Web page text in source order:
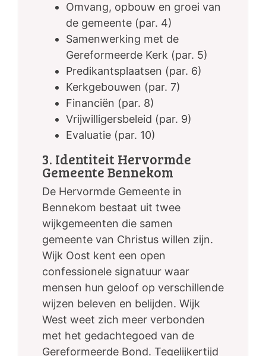
Omvang, opbouw en groei van
de gemeente (par. 4)
Samenwerking met de
Gereformeerde Kerk (par. 5)
Predikantsplaatsen (par. 6)
Kerkgebouwen (par. 7)
Financiën (par. 8)
Vrijwilligersbeleid (par. 9)
Evaluatie (par. 10)
3. Identiteit Hervormde
Gemeente Bennekom
De Hervormde Gemeente in
Bennekom bestaat uit twee
wijkgemeenten die samen
gemeente van Christus willen zijn.
Wijk Oost kent een open
confessionele signatuur waar
mensen hun geloof op verschillende
wijzen beleven en belijden. Wijk
West weet zich meer verbonden
met het gedachtegoed van de
Gereformeerde Bond. Tegelijkertijd